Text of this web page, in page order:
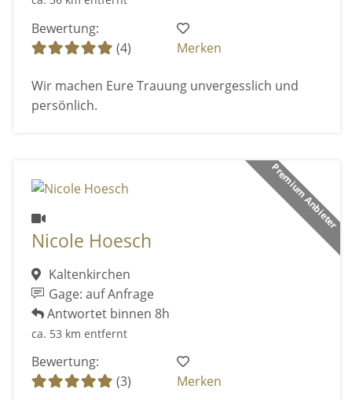
Bewertung:
(4)
Merken
Wir machen Eure Trauung unvergesslich und
persönlich.
Premium Anbieter
Nicole Hoesch
Kaltenkirchen
Gage: auf Anfrage
Antwortet binnen 8h
ca. 53 km entfernt
Bewertung:
(3)
Merken